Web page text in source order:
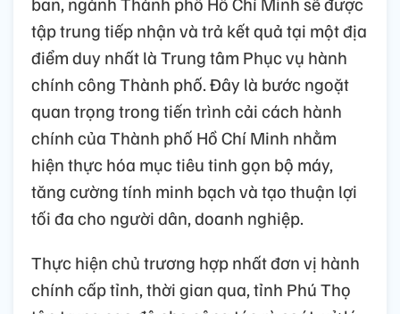
tập trung tiếp nhận và trả kết quả tại một địa
điểm duy nhất là Trung tâm Phục vụ hành
chính công Thành phố. Đây là bước ngoặt
quan trọng trong tiến trình cải cách hành
chính của Thành phố Hồ Chí Minh nhằm
hiện thực hóa mục tiêu tinh gọn bộ máy,
tăng cường tính minh bạch và tạo thuận lợi
tối đa cho người dân, doanh nghiệp.
Thực hiện chủ trương hợp nhất đơn vị hành
chính cấp tỉnh, thời gian qua, tỉnh Phú Thọ